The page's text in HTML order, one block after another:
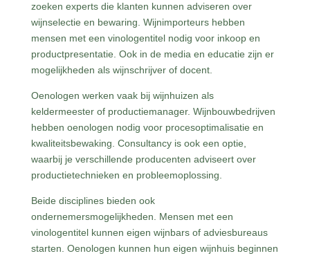
zoeken experts die klanten kunnen adviseren over
wijnselectie en bewaring. Wijnimporteurs hebben
mensen met een vinologentitel nodig voor inkoop en
productpresentatie. Ook in de media en educatie zijn er
mogelijkheden als wijnschrijver of docent.
Oenologen werken vaak bij wijnhuizen als
keldermeester of productiemanager. Wijnbouwbedrijven
hebben oenologen nodig voor procesoptimalisatie en
kwaliteitsbewaking. Consultancy is ook een optie,
waarbij je verschillende producenten adviseert over
productietechnieken en probleemoplossing.
Beide disciplines bieden ook
ondernemersmogelijkheden. Mensen met een
vinologentitel kunnen eigen wijnbars of adviesbureaus
starten. Oenologen kunnen hun eigen wijnhuis beginnen